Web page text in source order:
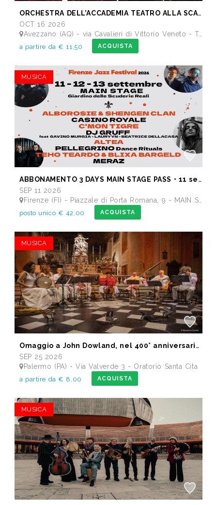
ORCHESTRA DELL’ACCADEMIA TEATRO ALLA SCALA di Milano
OCT 16 2026
Avezzano (AQ) - via Cavalieri di Vittorio Veneto - Teatro dei Marsi
a partire da € 11,50 ACQUISTA
MUSICA
ABBONAMENTO 3 DAYS MAIN STAGE PASS • 11 settembre: Alborosie & Shengen Clan, DJ Gruff feat Gavino Murgia - Lauryyn - Beatrice Dellacasa, after party Dj Gruff • 12 settembre: Altea, Pellegrino, Casino Royale • 13 settembre: Meraz, Teho Teardo & Blixa Bargeld, C'Mon Tigre
SEP 11 2026
Firenze (FI) - Piazzale di Porta Romana, 9 - MAIN STAGE - Giardino delle Scuderie Reali
posto unico € 42,00 ACQUISTA
MUSICA
Omaggio a John Dowland, nel 400° anniversario della morte
SEP 25 2026
Palermo (PA) - Via Valverde 3 - Oratorio Santa Cita
a partire da € 8,00 ACQUISTA
MUSICA